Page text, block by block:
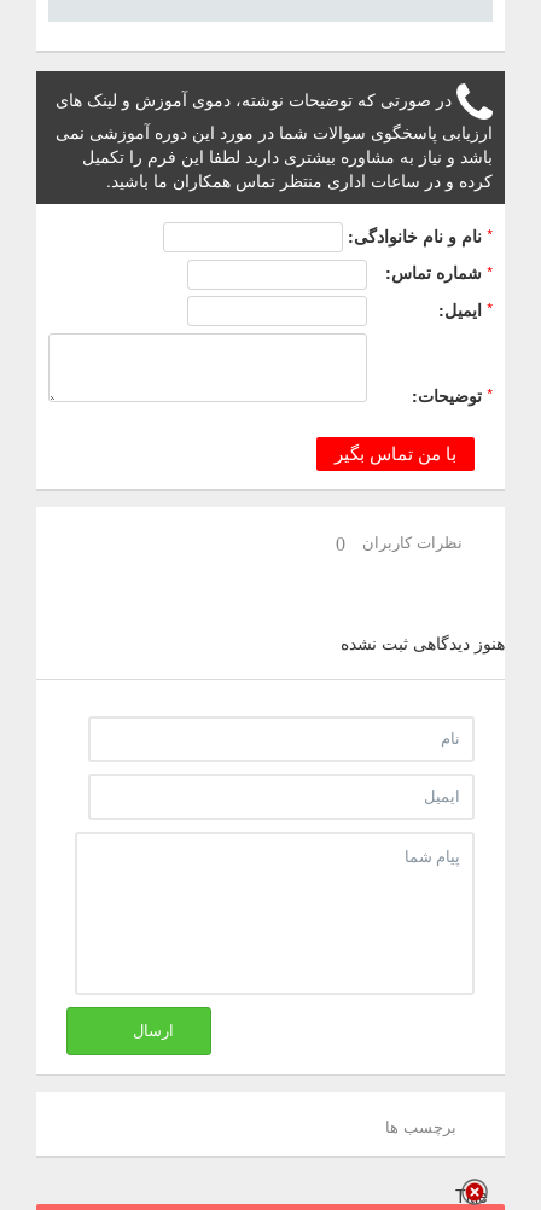
در صورتی که توضیحات نوشته، دموی آموزش و لینک های
ارزیابی پاسخگوی سوالات شما در مورد این دوره آموزشی نمی
باشد و نیاز به مشاوره بیشتری دارید لطفا این فرم را تکمیل
کرده و در ساعات اداری منتظر تماس همکاران ما باشید.
نام و نام خانوادگی:
شماره تماس:
ایمیل:
توضیحات:
با من تماس بگیر
نظرات کاربران 0
هنوز دیدگاهی ثبت نشده
ارسال
برچسب ها
Title